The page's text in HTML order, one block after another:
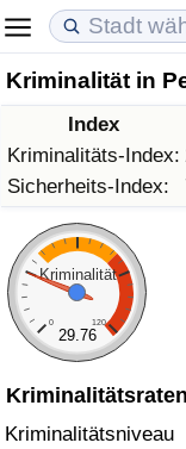
Kriminalität in
Index
Kriminalitäts-Index:
Sicherheits-Index:
Kriminalität
0 120
29.76
Kriminalitätsniveau
in Akaba
Immobilienpreise
Immobilienpreis-
Immobilienpreis-
Immobilienpreis-
Lebensqualität
Lebensqualität-
Lebensqualität-
Kriminalität
Kriminalitäts-